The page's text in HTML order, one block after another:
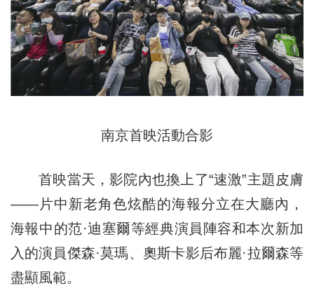
南京首映活動合影
首映當天，影院內也換上了“速激”主題皮膚
——片中新老角色炫酷的海報分立在大廳內，
海報中的范·迪塞爾等經典演員陣容和本次新加
入的演員傑森·莫瑪、奧斯卡影后布麗·拉爾森等
盡顯風範。